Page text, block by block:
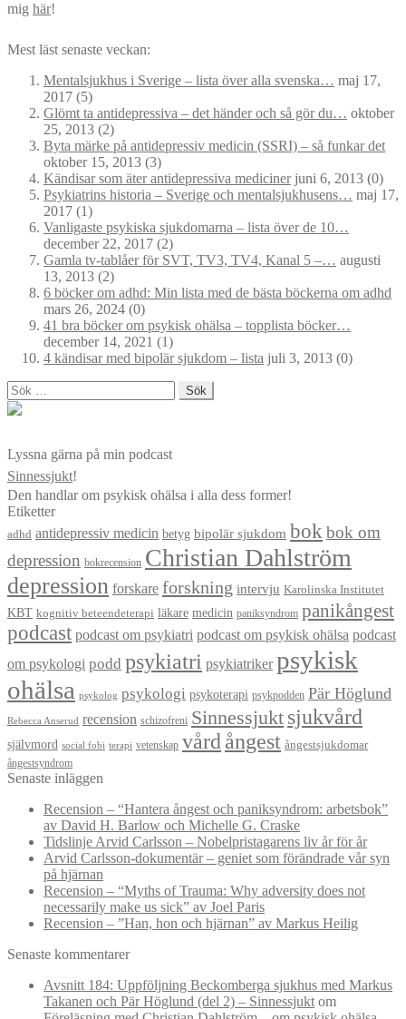
mig här!
Mest läst senaste veckan:
Mentalsjukhus i Sverige – lista över alla svenska… maj 17,
2017 (5)
Glömt ta antidepressiva – det händer och så gör du… oktober
25, 2013 (2)
Byta märke på antidepressiv medicin (SSRI) – så funkar det
oktober 15, 2013 (3)
Kändisar som äter antidepressiva medicinerjuni 6, 2013 (0)
Psykiatrins historia – Sverige och mentalsjukhusens… maj 17,
2017 (1)
Vanligaste psykiska sjukdomarna – lista över de 10…
december 22, 2017 (2)
Gamla tv-tablåer för SVT, TV3, TV4, Kanal 5 –… augusti
13, 2013 (2)
6 böcker om adhd: Min lista med de bästa böckerna om adhd
mars 26, 2024 (0)
41 bra böcker om psykisk ohälsa – topplista böcker…
december 14, 2021 (1)
4 kändisar med bipolär sjukdom – lista juli 3, 2013 (0)
Sök
efter:
Lyssna gärna på min podcast
Sinnessjukt!
Den handlar om psykisk ohälsa i alla dess former!
Etiketter
adhd antidepressiv medicin betyg bipolär sjukdom bokbok om
depression
bokrecension Christian Dahlström
depression forskare forskning intervju Karolinska Institutet
KBT kognitiv beteendeterapi läkare medicin paniksyndrom panikångest
podcast podcast om psykiatri podcast om psykisk ohälsa podcast
om psykologi podd psykiatri psykiatriker psykisk
ohälsa psykolog psykologi psykoterapi psykpodden Pär Höglund
Rebecca Anserud recension schizofreni Sinnessjukt sjukvård
självmord social fobi terapi vetenskap vård ångest ångestsjukdomar
ångestsyndrom
Senaste inläggen
Recension – “Hantera ångest och paniksyndrom: arbetsbok”
av David H. Barlow och Michelle G. Craske
Tidslinje Arvid Carlsson – Nobelpristagarens liv år för år
Arvid Carlsson-dokumentär – geniet som förändrade vår syn
på hjärnan
Recension – “Myths of Trauma: Why adversity does not
necessarily make us sick” av Joel Paris
Recension – ”Han, hon och hjärnan” av Markus Heilig
Senaste kommentarer
Avsnitt 184: Uppföljning Beckomberga sjukhus med Markus
Takanen och Pär Höglund (del 2) – Sinnessjukt om